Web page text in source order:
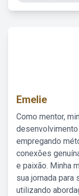
Emelie
Como mentor,
empregando
conexões
e paixão. Minha
sua jornada para
utilizando